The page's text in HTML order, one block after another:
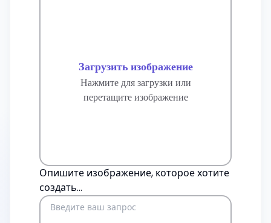
Загрузить изображение
Нажмите для загрузки или
перетащите изображение
Опишите изображение, которое хотите
создать...